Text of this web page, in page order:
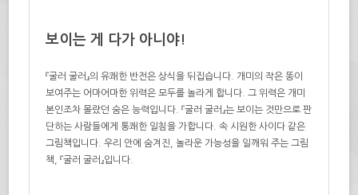
보이는 게 다가 아니야!
『굴러 굴러』의 유쾌한 반전은 상식을 뒤집습니다. 개미의 작은 똥이
보여주는 어마어마한 위력은 모두를 놀라게 합니다. 그 위력은 개미
본인조차 몰랐던 숨은 능력입니다. 『굴러 굴러』는 보이는 것만으로 판
단하는 사람들에게 통쾌한 일침을 가합니다. 속 시원한 사이다 같은
그림책입니다. 우리 안에 숨겨진, 놀라운 가능성을 일깨워 주는 그림
책, 『굴러 굴러』입니다.